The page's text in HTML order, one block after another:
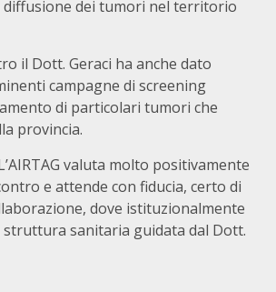
diffusione dei tumori nel territorio
il Dott. Geraci ha anche dato
campagne di screening
di particolari tumori che
provincia.
valuta molto positivamente
e attende con fiducia, certo di
dove istituzionalmente
struttura sanitaria guidata dal Dott.